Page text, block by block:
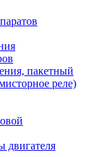
пакетный
реле)
двигателя